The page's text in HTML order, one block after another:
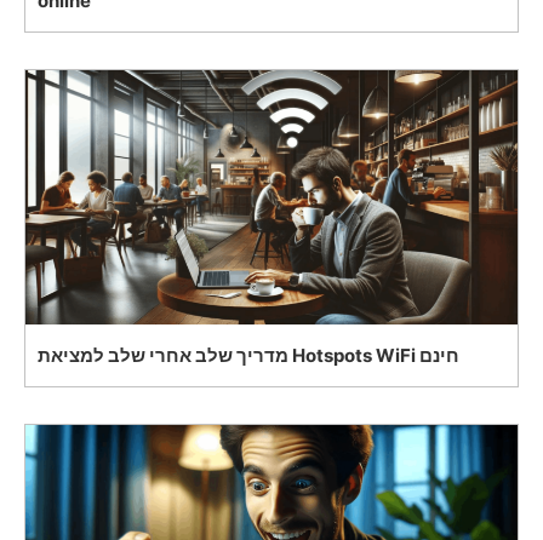
מדריך שלב אחרי שלב למציאת Hotspots WiFi חינם